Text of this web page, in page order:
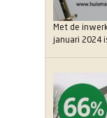
Met de
januari 2024